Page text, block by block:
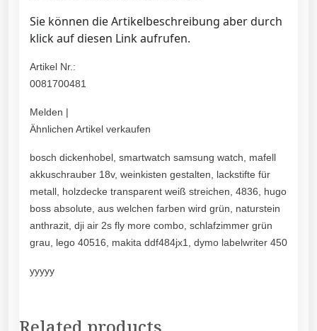
Sie können die Artikelbeschreibung aber durch
klick auf diesen Link aufrufen.
Artikel Nr.:
0081700481
Melden |
Ähnlichen Artikel verkaufen
bosch dickenhobel, smartwatch samsung watch, mafell
akkuschrauber 18v, weinkisten gestalten, lackstifte für
metall, holzdecke transparent weiß streichen, 4836, hugo
boss absolute, aus welchen farben wird grün, naturstein
anthrazit, dji air 2s fly more combo, schlafzimmer grün
grau, lego 40516, makita ddf484jx1, dymo labelwriter 450
yyyyy